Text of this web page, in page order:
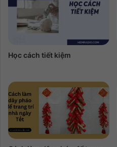
Học cách tiết kiệm